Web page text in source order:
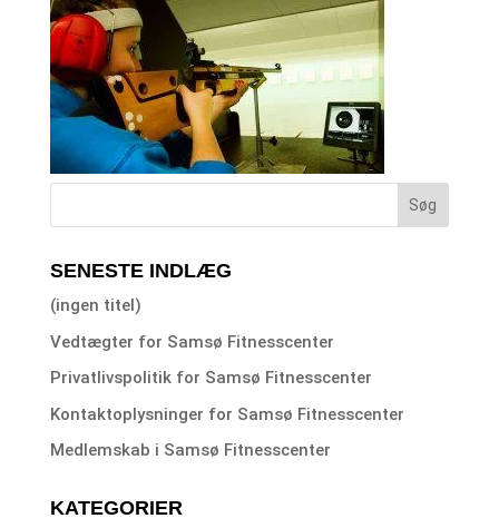
SENESTE INDLÆG
(ingen titel)
Vedtægter for Samsø Fitnesscenter
Privatlivspolitik for Samsø Fitnesscenter
Kontaktoplysninger for Samsø Fitnesscenter
Medlemskab i Samsø Fitnesscenter
KATEGORIER